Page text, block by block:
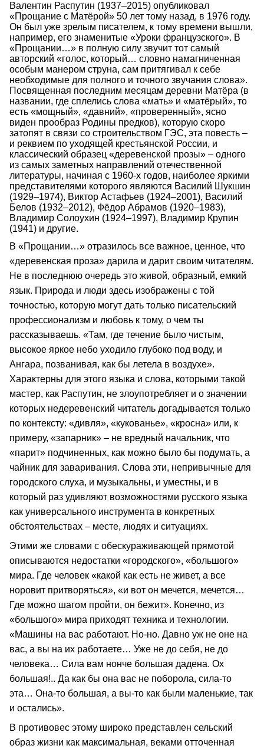
Валентин Распутин (1937–2015) опубликовал
«Прощание с Матёрой» 50 лет тому назад, в 1976 году.
Он был уже зрелым писателем, к тому времени вышли,
например, его знаменитые «Уроки французского». В
«Прощании…» в полную силу звучит тот самый
авторский «голос, который… словно намагниченная
особым манером струна, сам притягивал к себе
необходимые для полного и точного звучания слова».
Посвященная последним месяцам деревни Матёра (в
названии, где сплелись слова «мать» и «матёрый», то
есть «мощный», «давний», «проверенный», ясно
виден прообраз Родины предков), которую скоро
затопят в связи со строительством ГЭС, эта повесть –
и реквием по уходящей крестьянской России, и
классический образец «деревенской прозы» – одного
из самых заметных направлений отечественной
литературы, начиная с 1960-х годов, наиболее яркими
представителями которого являются Василий Шукшин
(1929–1974), Виктор Астафьев (1924–2001), Василий
Белов (1932–2012), Фёдор Абрамов (1920–1983),
Владимир Солоухин (1924–1997), Владимир Крупин
(1941) и другие.
В «Прощании…» отразилось все важное, ценное, что
«деревенская проза» дарила и дарит своим читателям.
Не в последнюю очередь это живой, образный, емкий
язык. Природа и люди здесь изображены с той
точностью, которую могут дать только писательский
профессионализм и любовь к тому, о чем ты
рассказываешь. «Там, где течение было чистым,
высокое яркое небо уходило глубоко под воду, и
Ангара, позванивая, как бы летела в воздухе».
Характерны для этого языка и слова, которыми такой
мастер, как Распутин, не злоупотребляет и о значении
которых недеревенский читатель догадывается только
по контексту: «дивля», «кукованье», «кросна» или, к
примеру, «запарник» – не вредный начальник, что
«парит» подчиненных, как можно было бы подумать, а
чайник для заваривания. Слова эти, непривычные для
городского слуха, и музыкальны, и уместны, и в
который раз удивляют возможностями русского языка
как универсального инструмента в конкретных
обстоятельствах – месте, людях и ситуациях.
Этими же словами с обескураживающей прямотой
описываются недостатки «городского», «большого»
мира. Где человек «какой как есть не живет, а все
норовит притворяться», «и вот он мечется, мечется…
Где можно шагом пройти, он бежит». Конечно, из
«большого» мира приходят техника и технологии.
«Машины на вас работают. Но-но. Давно уж не оне на
вас, а вы на их работаете… Уже не до себя, не до
человека… Сила вам нонче большая дадена. Ох
большая!.. Да как бы она вас не поборола, сила-то
эта… Она-то большая, а вы-то как были маленькие, так
и остались».
В противовес этому широко представлен сельский
образ жизни как максимальная, веками отточенная